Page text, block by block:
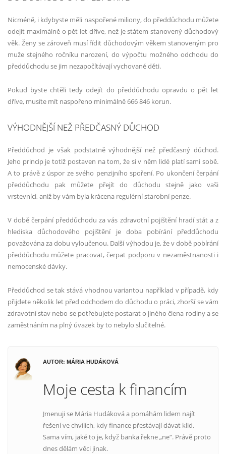
Nicméně, i kdybyste měli naspořené miliony, do předdůchodu můžete
odejít maximálně o pět let dříve, než je státem stanovený důchodový
věk. Ženy se zároveň musí řídit důchodovým věkem stanoveným pro
muže stejného ročníku narození, do výpočtu možného odchodu do
předdůchodu se jim nezapočítávají vychované děti.
Pokud byste chtěli tedy odejít do předdůchodu opravdu o pět let
dříve, musíte mít naspořeno minimálně 666 846 korun.
VÝHODNĚJŠÍ NEŽ PŘEDČASNÝ DŮCHOD
Předdůchod je však podstatně výhodnější než předčasný důchod.
Jeho princip je totiž postaven na tom, že si v něm lidé platí sami sobě.
A to právě z úspor ze svého penzijního spoření. Po ukončení čerpání
předdůchodu pak můžete přejít do důchodu stejně jako vaši
vrstevníci, aniž by vám byla krácena regulérní starobní penze.
V době čerpání předdůchodu za vás zdravotní pojištění hradí stát a z
hlediska důchodového pojištění je doba pobírání předdůchodu
považována za dobu vyloučenou. Další výhodou je, že v době pobírání
předdůchodu můžete pracovat, čerpat podporu v nezaměstnanosti i
nemocenské dávky.
Předdůchod se tak stává vhodnou variantou například v případě, kdy
přijdete několik let před odchodem do důchodu o práci, zhorší se vám
zdravotní stav nebo se potřebujete postarat o jiného člena rodiny a se
zaměstnáním na plný úvazek by to nebylo slučitelné.
AUTOR: MÁRIA HUDÁKOVÁ
Moje cesta k financím
Jmenuji se Mária Hudáková a pomáhám lidem najít
řešení ve chvílích, kdy finance přestávají dávat klid.
Sama vím, jaké to je, když banka řekne „ne“. Právě proto
dnes dělám věci jinak.